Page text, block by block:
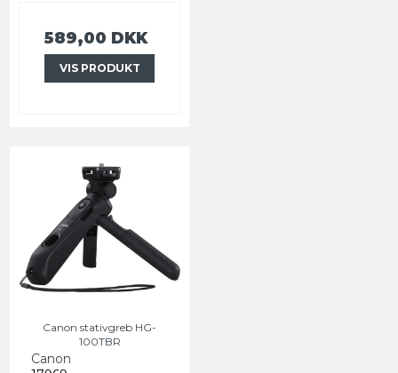
589,00 DKK
VIS PRODUKT
Canon stativgreb HG-
100TBR
Canon